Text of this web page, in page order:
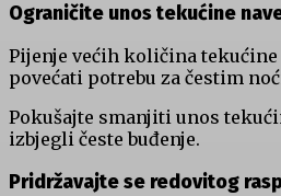
Ograničite unos tekućine
Pijenje većih količina
povećati potrebu za čestim
Pokušajte smanjiti unos
izbjegli česte buđenje.
Pridržavajte se redovitog